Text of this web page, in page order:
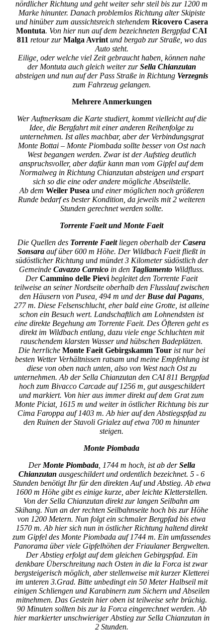
nördlicher Richtung und geht weiter sehr steil bis zur 1200 m
Marke hinunter. Danach problemlos Richtung alter Skipiste
und hinüber zum aussichtsreich stehendem Ricovero Casera
Montuta. Von hier nun auf dem bezeichneten Bergpfad CAI
811 retour zurMalga Avrintund bergab zur Straße, wo das
Auto steht.
Eilige, oder welche viel Zeit gebraucht haben, können nahe
der Montuta auch gleich weiter zurSella Chianzutan
absteigen und nun auf der Pass Straße in Richtung Verzegnis
zum Fahrzeug gelangen.
Mehrere Anmerkungen
Wer Aufmerksam die Karte studiert, kommt vielleicht auf die
Idee, die Bergfahrt mit einer anderen Reihenfolge zu
unternehmen. Ist alles machbar, aber der Verbindungsgrat
Monte Bottai – Monte Piombada sollte besser von Ost nach
West begangen werden. Zwar ist der Aufstieg deutlich
anspruchsvoller, aber dafür kann man vom Gipfel auf dem
Normalweg in Richtung Chianzutan absteigen und erspart
sich so die eine oder andere mögliche Abseilstelle.
Ab dem Weiler Pusea und einer möglichen noch größeren
Runde bedarf es bester Kondition, da jeweils mit 2 weiteren
Stunden gerechnet werden sollte.
Torrente Faeit und Monte Faeit
Die Quellen des Torrente Faeitliegen oberhalb derCasera
Sonsara auf über 600 m Höhe. Der Wildbach Faeit fließt in
südöstlicher Richtung und mündet 3 Kilometer südöstlich der
Gemeinde Cavazzo Carnico in den Tagliamento Wildfluss.
DerCammino delle Pievi begleitet den Torrente Faeit
teilweise an seiner Nordseite oberhalb den Flusslauf zwischen
den Häusern von Pusea, 494 m und der Buse dai Pagans,
277 m. Diese Felsenschlucht, eher bald eine Grotte, ist alleine
schon ein Besuch wert. Landschaftlich am Lohnendsten ist
eine direkte Begehung am Torrente Faeit. Des Öfteren geht es
direkt im Wildbach entlang, dazu viele enge Schluchten mit
rauschendem klarsten Wasser und hübschen Badeplätzen.
Die herrliche Monte Faeit Gebirgskamm Tourist nur bei
besten Wetter Verhältnissen ratsam und meine Empfehlung ist
diese von oben nach unten, also von West nach Ost zu
unternehmen. Ab der Sella Chianzutan den CAI 811 Bergpfad
hoch zum Bivacco Carcade auf 1256 m, gut ausgeschildert
und markiert. Von hier aus immer direkt auf dem Grat zum
Monte Piciat, 1615 m und weiter in östlicher Richtung bis zur
Cima Faroppa auf 1403 m. Ab hier auf den Abstiegspfad zu
den Ruinen der Stavoli Grialez auf etwa 700 m hinunter
steigen.
Monte Piombada
Der Monte Piombada, 1744 m hoch, ist ab derSella
Chianzutan ausgeschildert und ordentlich bezeichnet. 5 - 6
Stunden benötigt Ihr für den direkten Auf und Abstieg. Ab etwa
1600 m Höhe gibt es einige kurze, aber leichte Kletterstellen.
Von der Sella Chianzutan direkt zur langen Seilbahn am
Skihang. Nun an der rechten Seilbahnseite hoch bis zur Höhe
von 1200 Metern. Nun folgt ein schmaler Bergpfad bis etwa
1570 m. Ab hier sich nun in östlicher Richtung haltend direkt
zum Gipfel des Monte Piombada auf 1744 m. Ein umfassendes
Panorama über viele Gipfelhöhen der Friaulaner Bergwelten.
Der Abstieg erfolgt auf dem gleichen Gebirgspfad. Ein
denkbare Überschreitung nach Osten in die la Forca ist zwar
bergsteigerisch möglich, aber stellenweise mit kurzer Kletterei
im unteren 3.Grad. Bitte unbedingt ein 50 Meter Halbseil mit
einigen Schliengen und Karabinern zum Sichern und Abseilen
mitnehmen. Das Gestein hier oben ist teilweise sehr brüchig.
90 Minuten sollten bis zur la Forca eingerechnet werden. Ab
hier markierter unschwieriger Abstieg zur Sella Chianzutan in
2 Stunden.